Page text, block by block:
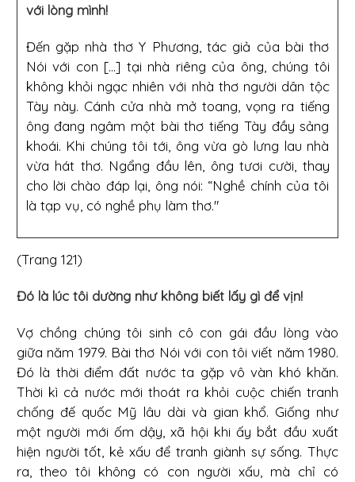
với lòng mình!
Đến gặp nhà thơ Y Phương, tác giả của bài thơ
Nói với con [...] tại nhà riêng của ông, chúng tôi
không khỏi ngạc nhiên với nhà thơ người dân tộc
Tày này. Cánh cửa nhà mở toang, vọng ra tiếng
ông đang ngâm một bài thơ tiếng Tày đầy sảng
khoái. Khi chúng tôi tới, ông vừa gò lưng lau nhà
vừa hát thơ. Ngẩng đầu lên, ông tươi cười, thay
cho lời chào đáp lại, ông nói: “Nghề chính của tôi
là tạp vụ, có nghề phụ làm thơ."
(Trang 121)
Đó là lúc tôi dường như không biết lấy gì để vịn!
Vợ chồng chúng tôi sinh cô con gái đầu lòng vào
giữa năm 1979. Bài thơ Nói với con tôi viết năm 1980.
Đó là thời điểm đất nước ta gặp vô vàn khó khăn.
Thời kì cả nước mới thoát ra khỏi cuộc chiến tranh
chống đế quốc Mỹ lâu dài và gian khổ. Giống như
một người mới ốm dậy, xã hội khi ấy bắt đầu xuất
hiện người tốt, kẻ xấu để tranh giành sự sống. Thực
ra, theo tôi không có con người xấu, mà chỉ có